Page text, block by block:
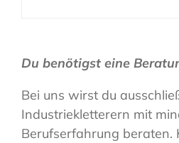
Du benötigst eine
Bei uns wirst du
Industriekletterern mit
Berufserfahrung beraten.